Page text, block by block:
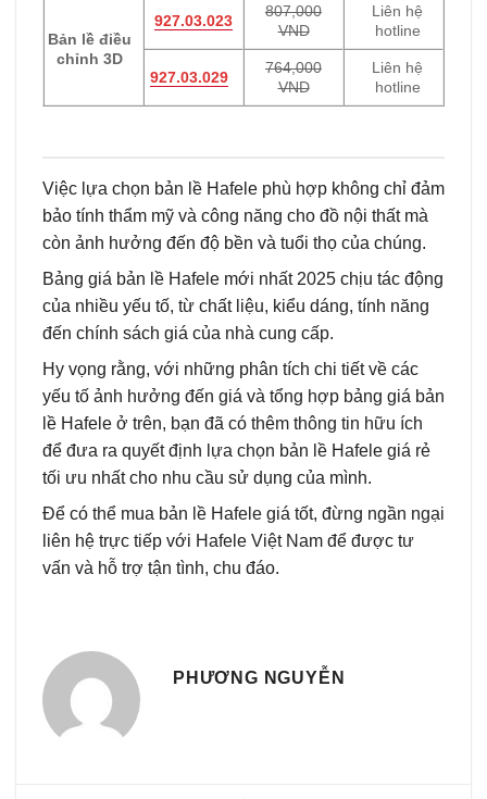
Bản lề điều
chỉnh 3D
927.03.023
807,000
VND
Liên hệ
hotline
927.03.029
764,000
VND
Liên hệ
hotline
Việc lựa chọn bản lề Hafele phù hợp không chỉ đảm
bảo tính thẩm mỹ và công năng cho đồ nội thất mà
còn ảnh hưởng đến độ bền và tuổi thọ của chúng.
Bảng giá bản lề Hafele mới nhất 2025 chịu tác động
của nhiều yếu tố, từ chất liệu, kiểu dáng, tính năng
đến chính sách giá của nhà cung cấp.
Hy vọng rằng, với những phân tích chi tiết về các
yếu tố ảnh hưởng đến giá và tổng hợp bảng giá bản
lề Hafele ở trên, bạn đã có thêm thông tin hữu ích
để đưa ra quyết định lựa chọn bản lề Hafele giá rẻ
tối ưu nhất cho nhu cầu sử dụng của mình.
Để có thể mua bản lề Hafele giá tốt, đừng ngần ngại
liên hệ trực tiếp với Hafele Việt Nam để được tư
vấn và hỗ trợ tận tình, chu đáo.
PHƯƠNG NGUYỄN